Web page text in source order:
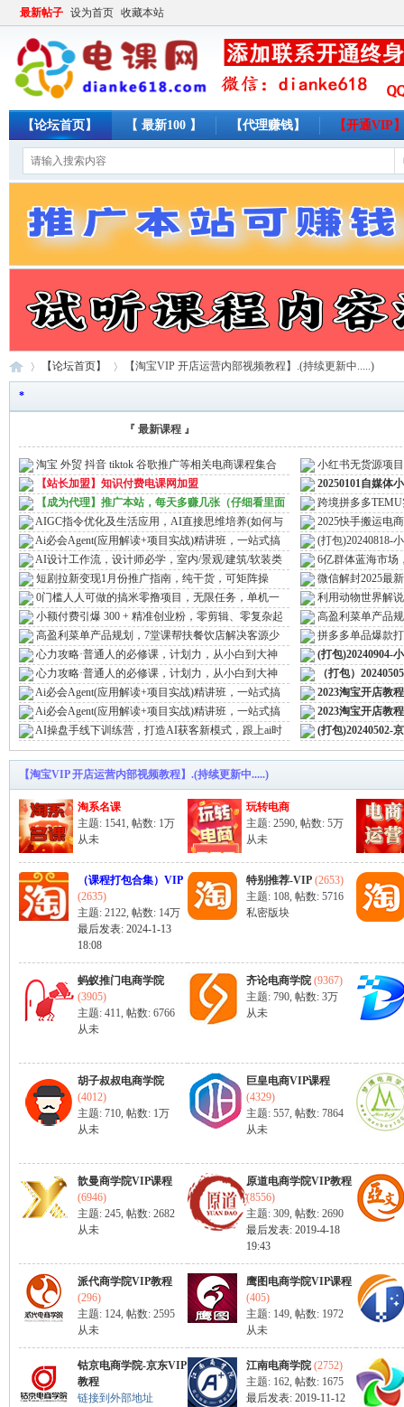
最新帖子 设为首页 收藏本站
【论坛首页】 【 最新100 】 【代理赚钱】 【开通VIP
电
课
淘
宝
»
【论坛首页】
›
【淘宝VIP 开店运营内部视频教程】.(持续更新中.....)
*
『 最新课程 』
淘宝 外贸 抖音 tiktok 谷歌推广等相关电商课程集合
【站长加盟】知识付费电课网加盟
【成为代理】推广本站，每天多赚几张（仔细看里面
字）AIGC指令优化及生活应用，AI直接思维培养(如何与
AI高效对话)，让 ...
Ai必会Agent(应用解读+项目实战)精讲班，一站式搞
定AI+行业落地 ...
AI设计工作流，设计师必学，室内/景观/建筑/软装类
AI教学【基础+ ...
短剧拉新变现1月份推广指南，纯干货，可矩阵操
作，以最快的速度 ...
0门槛人人可做的搞米零撸项目，无限任务，单机一
天闭眼收入50+
小额付费引爆 300 + 精准创业粉，零剪辑、零复杂起
号，话术撬动 ...
高盈利菜单产品规划，7堂课帮扶餐饮店解决客源少
不盈利的困境
心力攻略·普通人的必修课，计划力，从小白到大神
心力攻略·普通人的必修课，计划力，从小白到大神
Ai必会Agent(应用解读+项目实战)精讲班，一站式搞
定AI+行业落地 ...
Ai必会Agent(应用解读+项目实战)精讲班，一站式搞
定AI+行业落地 ...
AI操盘手线下训练营，打造AI获客新模式，跟上ai时
小红书无货源项
【揭秘】
20250101自媒体
跨境拼多多
营实操2025快手搬运电
的双手，新手 ...
(打包)20240818-
战，实现小红 ...
6亿群体蓝海市场
松月入过w【揭秘 ...
微信解封2025最
可，一单就是大几 ...
利用动物世界解
过W，操作简单 ...
高盈利菜单产品
不盈利的困境
拼多多单品爆款
量，增长实战 ...
(打包)20240904-
单，系统课程 ...
（打包）
小白快速入门 ...
2023淘宝开店教
2023淘宝开店教
(打包)20240502-
【淘宝VIP 开店运营内部视频教程】.(持续更新中.....)
淘系名课
主题: 1541, 帖数: 1万
从未
玩转电商
主题: 2590, 帖数: 5万
从未
（课程打包合集）VIP
(2635)
主题: 2122, 帖数: 14万
最后发表: 2024-1-13
18:08
特别推荐-VIP (2653)
主题: 108, 帖数: 5716
私密版块
蚂蚁推门电商学院
(3905)
主题: 411, 帖数: 6766
从未
齐论电商学院 (9367)
主题: 790, 帖数: 3万
从未
胡子叔叔电商学院
(4012)
主题: 710, 帖数: 1万
从未
巨皇电商VIP课程
(4329)
主题: 557, 帖数: 7864
从未
歆曼商学院VIP课程
(6946)
主题: 245, 帖数: 2682
从未
原道电商学院VIP教程
(8556)
主题: 309, 帖数: 2690
最后发表: 2019-4-18
19:43
派代商学院VIP教程
(296)
主题: 124, 帖数: 2595
从未
鹰图电商学院VIP课程
(405)
主题: 149, 帖数: 1972
从未
钴京电商学院-京东VIP
教程
链接到外部地址
江南电商学院 (2752)
主题: 162, 帖数: 1675
最后发表: 2019-11-12